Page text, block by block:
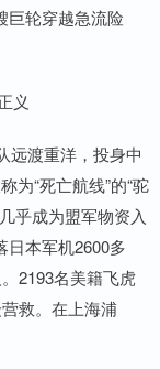
巨轮穿越急流险
义
渡重洋，投身中
为“死亡航线”的“驼
乎成为盟军物资入
日本军机2600多
2193名美籍飞虎
救。在上海浦